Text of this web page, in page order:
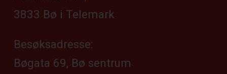
3833 Bø i Telemark
Besøksadresse:
Bøgata 69, Bø sentrum